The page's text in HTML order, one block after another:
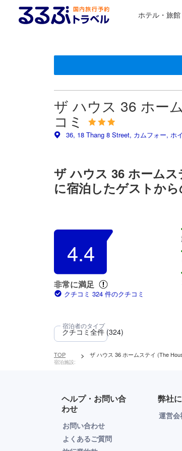
ホテル・旅館
ザ ハウス 36 ホー
コミ
36, 18 Thang 8 Street, カムフォー, ホ
ザ ハウス 36 ホーム
に宿泊したゲストか
4.4
非常に満足
クチコミ 324 件のクチコミ
TOP
宿泊施設:
> ザ ハウス 36 ホームステイ (The
ヘルプ・お問い合
わせ
お問い合わせ
よくあるご質問
弊社
運営会